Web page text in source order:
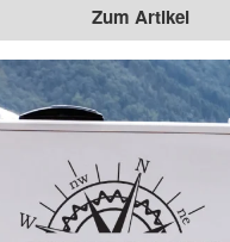
Zum Artikel